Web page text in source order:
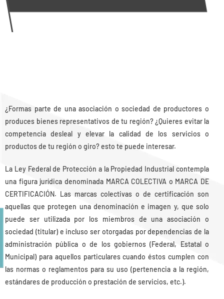
¿Formas parte de una asociación o sociedad de productores o
produces bienes representativos de tu región? ¿Quieres evitar la
competencia desleal y elevar la calidad de los servicios o
productos de tu región o giro? esto te puede interesar.
La Ley Federal de Protección a la Propiedad Industrial contempla
una figura jurídica denominada MARCA COLECTIVA o MARCA DE
CERTIFICACIÓN. Las marcas colectivas o de certificación son
aquellas que protegen una denominación e imagen y, que solo
puede ser utilizada por los miembros de una asociación o
sociedad (titular) e incluso ser otorgadas por dependencias de la
administración pública o de los gobiernos (Federal, Estatal o
Municipal) para aquellos particulares cuando éstos cumplen con
las normas o reglamentos para su uso (pertenencia a la región,
estándares de producción o prestación de servicios, etc.).